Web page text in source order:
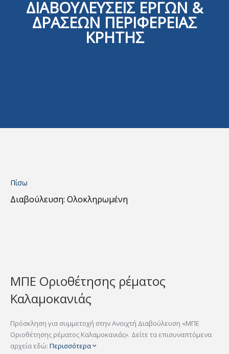
ΔΙΑΒΟΥΛΕΥΣΕΙΣ ΕΡΓΩΝ &
ΔΡΑΣΕΩΝ ΠΕΡΙΦΕΡΕΙΑΣ
ΚΡΗΤΗΣ
Πίσω
Διαβούλευση: Ολοκληρωμένη
ΜΠΕ Οριοθέτησης ρέματος
Καλαμοκανιάς
Πρόσκληση για συμμετοχή στην Ανοιχτή Διαβούλευση «ΜΠΕ
Οριοθέτησης ρέματος Καλαμοκανιάς». Δείτε τα επισυναπτόμενα
αρχεία εδώ: Περισσότερα